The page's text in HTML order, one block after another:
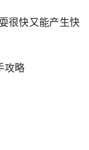
很快又能产生快